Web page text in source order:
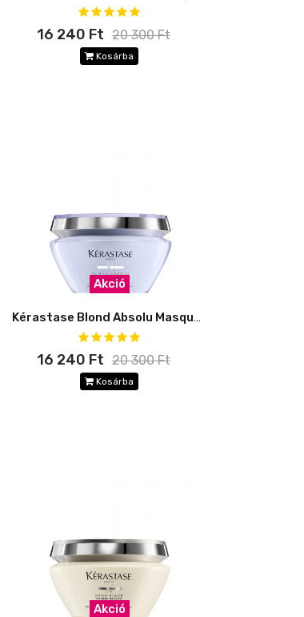
16 240 Ft 20 300 Ft
Kosárba
Akció
Kérastase Blond Absolu Masque Cicaextreme
16 240 Ft 20 300 Ft
Kosárba
Akció